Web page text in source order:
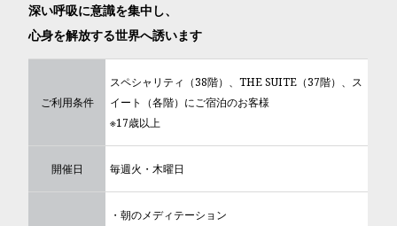
深い呼吸に意識を集中し、
心身を解放する世界へ誘います
ご利用条件
スペシャリティ（38階）、THE SUITE（37階）、ス
イート（各階）にご宿泊のお客様
※17歳以上
開催日 毎週火・木曜日
・朝のメディテーション